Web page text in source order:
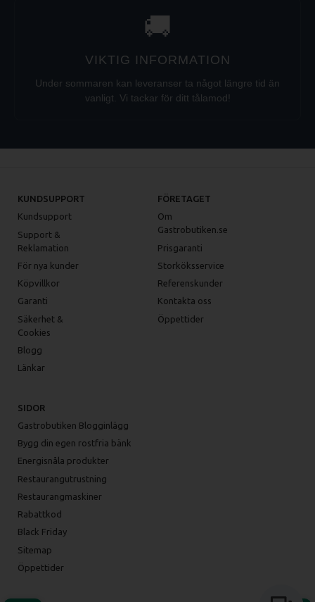
🚚
VIKTIG INFORMATION
Under sommaren kan leveranser ta något längre tid än
vanligt. Vi tackar för ditt tålamod!
KUNDSUPPORT
Kundsupport
Support &
Reklamation
För nya kunder
Köpvillkor
Garanti
Säkerhet &
Cookies
Blogg
Länkar
FÖRETAGET
Om
Gastrobutiken.se
Prisgaranti
Storköksservice
Referenskunder
Kontakta oss
Öppettider
SIDOR
Gastrobutiken Blogginlägg
Bygg din egen rostfria bänk
Energisnåla produkter
Restaurangutrustning
Restaurangmaskiner
Rabattkod
Black Friday
Sitemap
Öppettider